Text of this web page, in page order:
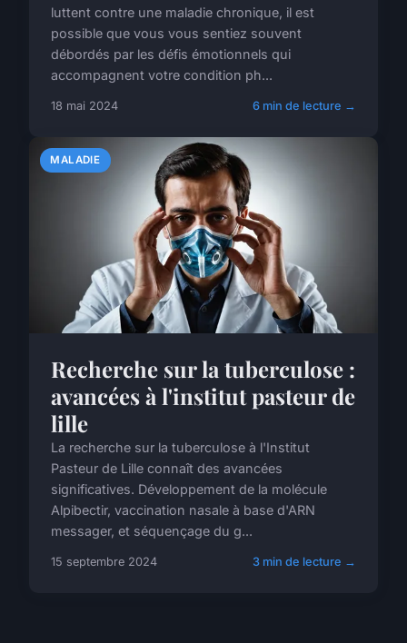
luttent contre une maladie chronique, il est
possible que vous vous sentiez souvent
débordés par les défis émotionnels qui
accompagnent votre condition ph...
18 mai 2024 6 min de lecture →
MALADIE
Recherche sur la tuberculose :
avancées à l'institut pasteur de
lille
La recherche sur la tuberculose à l'Institut
Pasteur de Lille connaît des avancées
significatives. Développement de la molécule
Alpibectir, vaccination nasale à base d'ARN
messager, et séquençage du g...
15 septembre 2024 3 min de lecture →